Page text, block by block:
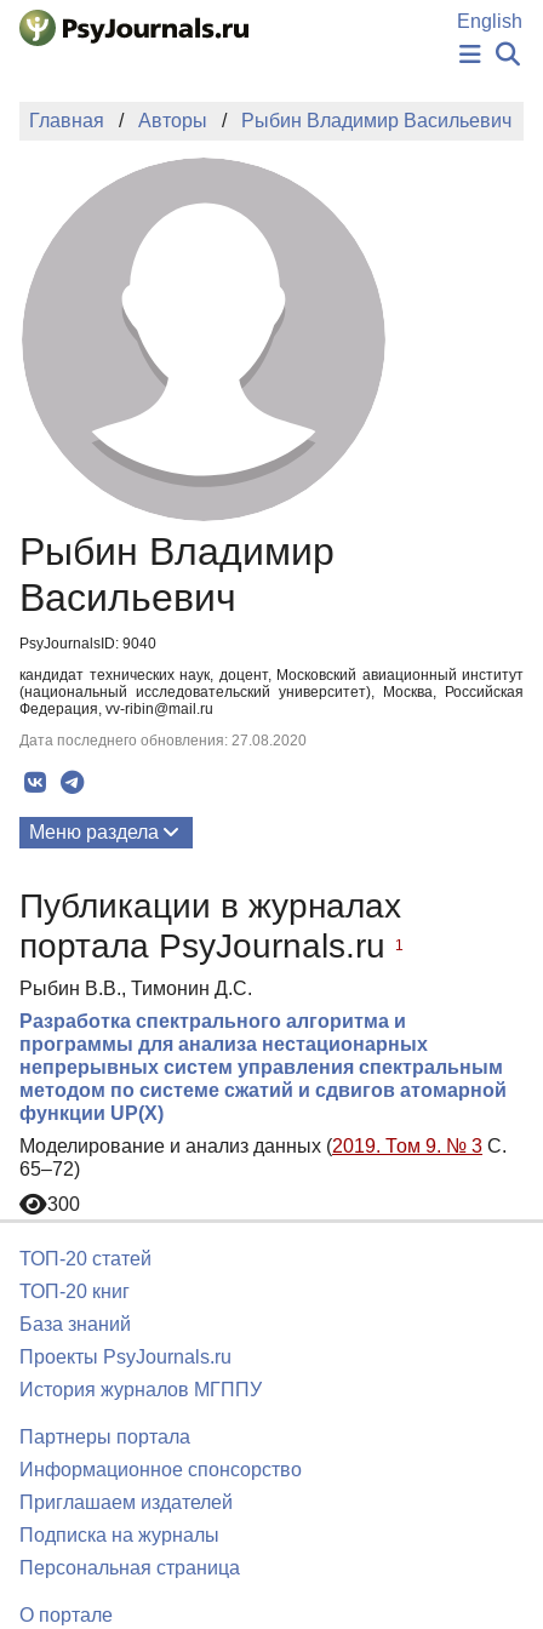
Перейти к основному содержанию
English
НОВОСТИ
АВТОРЫ
ПОДАТЬ РУКОПИСЬ
БАЗА ЗНАНИЙ
КЛЮЧЕВЫЕ СЛОВА
Регистрация
Главная Авторы Рыбин Владимир Васильевич
Рыбин Владимир
Васильевич
PsyJournalsID: 9040
кандидат технических наук, доцент, Московский авиационный институт
(национальный исследовательский университет), Москва, Российская
Федерация, vv-ribin@mail.ru
Дата последнего обновления: 27.08.2020
Меню раздела
Публикации в журналах
портала PsyJournals.ru
1
Рыбин В.В., Тимонин Д.С.
Разработка спектрального алгоритма и
программы для анализа нестационарных
непрерывных систем управления спектральным
методом по системе сжатий и сдвигов атомарной
функции UP(X)
Моделирование и анализ данных (2019. Том 9. № 3 С.
65–72)
300
ТОП-20 статей
ТОП-20 книг
База знаний
Проекты PsyJournals.ru
История журналов МГППУ
Партнеры портала
Информационное спонсорство
Приглашаем издателей
Подписка на журналы
Персональная страница
О портале